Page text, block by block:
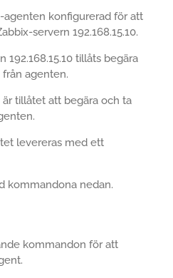
agenten konfigurerad för att
servern 192.168.15.10.
192.168.15.10 tillåts begära
agenten.
är tillåtet att begära och ta
levereras med ett
kommandona nedan.
kommandon för att